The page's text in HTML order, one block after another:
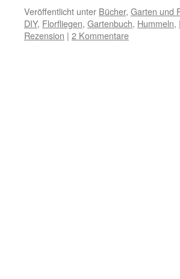
Veröffentlicht unter Bücher, Garten und
DIY, Florfliegen, Gartenbuch, Hummeln,
Rezension | 2 Kommentare